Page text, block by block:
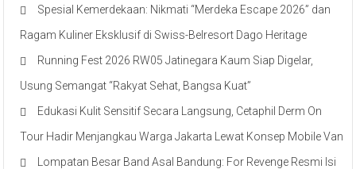
Spesial Kemerdekaan: Nikmati “Merdeka Escape 2026” dan
Ragam Kuliner Eksklusif di Swiss-Belresort Dago Heritage
Running Fest 2026 RW05 Jatinegara Kaum Siap Digelar,
Usung Semangat “Rakyat Sehat, Bangsa Kuat”
Edukasi Kulit Sensitif Secara Langsung, Cetaphil Derm On
Tour Hadir Menjangkau Warga Jakarta Lewat Konsep Mobile Van
Lompatan Besar Band Asal Bandung: For Revenge Resmi Isi